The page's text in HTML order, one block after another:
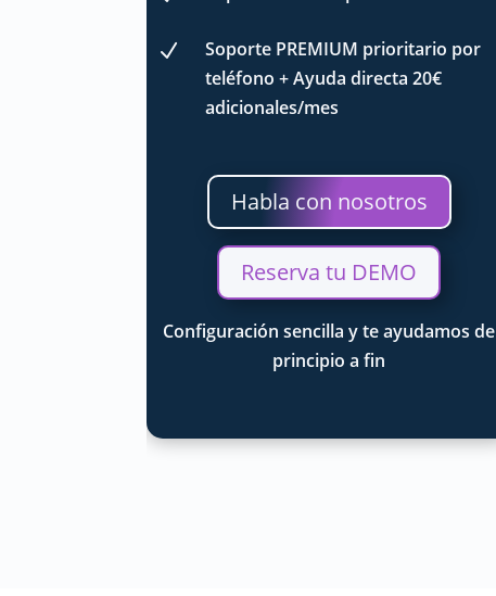
N
Soporte PREMIUM prioritario por
teléfono + Ayuda directa 20€
adicionales/mes
Habla con nosotros
Reserva tu DEMO
Configuración sencilla y te ayudamos de
principio a fin